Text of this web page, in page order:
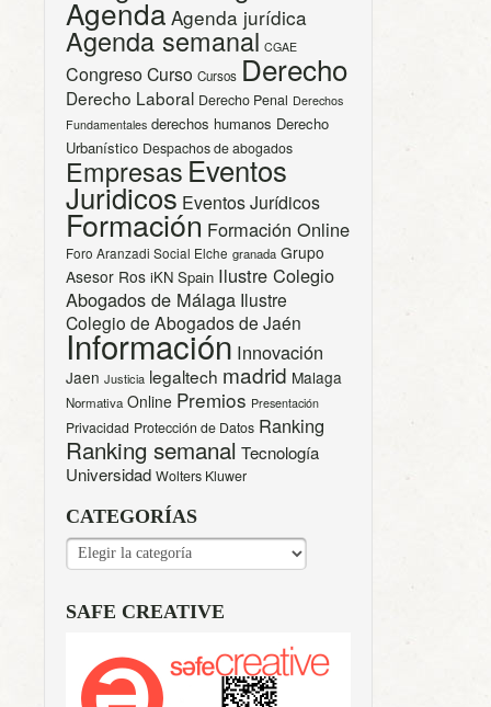
Agenda Agenda jurídica
Agenda semanal CGAE
CongresoCurso Cursos Derecho
Derecho Laboral Derecho Penal Derechos
Fundamentales derechos humanos Derecho
Urbanístico Despachos de abogados
Empresas Eventos
Juridicos Eventos Jurídicos
Formación Formación Online
Foro Aranzadi Social Elche granada Grupo
Asesor Ros iKN Spain Ilustre Colegio
Abogados de Málaga Ilustre
Colegio de Abogados de Jaén
Información Innovación
Jaen Justicia legaltech madrid Malaga
Normativa Online Premios Presentación
Privacidad Protección de Datos Ranking
Ranking semanal Tecnología
Universidad Wolters Kluwer
CATEGORÍAS
CATEGORÍAS
SAFE CREATIVE